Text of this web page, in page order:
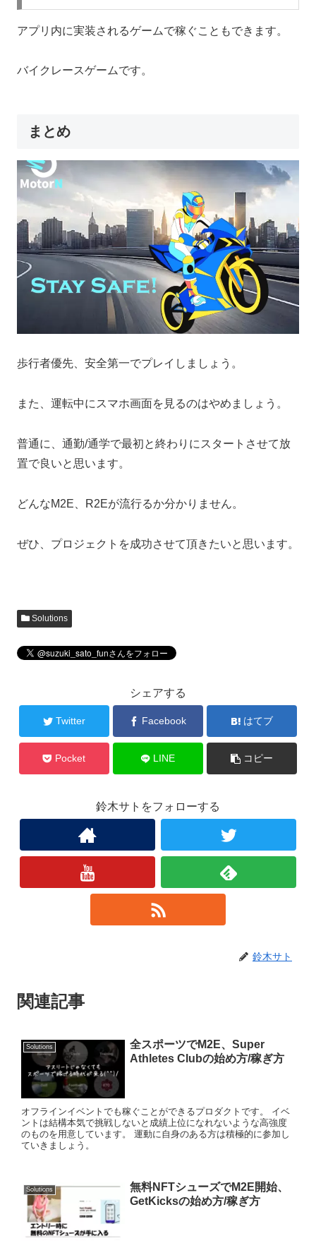
アプリ内に実装されるゲームで稼ぐこともできます。
バイクレースゲームです。
まとめ
歩行者優先、安全第一でプレイしましょう。
また、運転中にスマホ画面を見るのはやめましょう。
普通に、通勤/通学で最初と終わりにスタートさせて放
置で良いと思います。
どんなM2E、R2Eが流行るか分かりません。
ぜひ、プロジェクトを成功させて頂きたいと思います。
Solutions
シェアする
Twitter Facebook はてブ
Pocket LINE コピー
鈴木サトをフォローする
鈴木サト
関連記事
Solutions
全スポーツでM2E、Super
Athletes Clubの始め方/稼ぎ方
オフラインイベントでも稼ぐことができるプロダクトです。 イベ
ントは結構本気で挑戦しないと成績上位になれないような高強度
のものを用意しています。 運動に自身のある方は積極的に参加し
ていきましょう。
Solutions
無料NFTシューズでM2E開始、
GetKicksの始め方/稼ぎ方